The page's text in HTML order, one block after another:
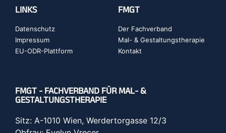
LINKS
Datenschutz
Impressum
EU-ODR-Plattform
FMGT
Der Fachverband
Mal- & Gestaltungstherapie
Kontakt
FMGT - FACHVERBAND FÜR MAL- &
GESTALTUNGSTHERAPIE
Sitz: A-1010 Wien, Werdertorgasse 12/3